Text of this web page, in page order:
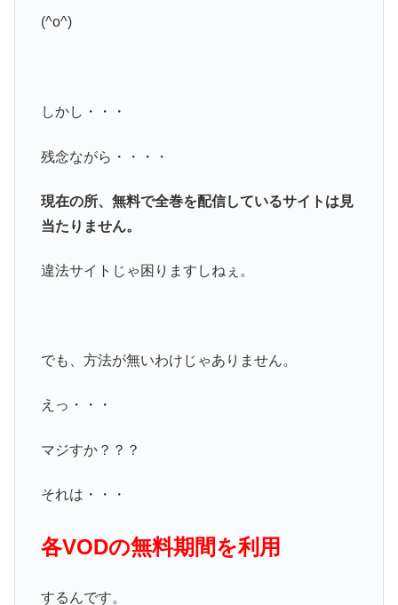
(^o^)
しかし・・・
残念ながら・・・・
現在の所、無料で全巻を配信しているサイトは見
当たりません。
違法サイトじゃ困りますしねぇ。
でも、方法が無いわけじゃありません。
えっ・・・
マジすか？？？
それは・・・
各VODの無料期間を利用
するんです。